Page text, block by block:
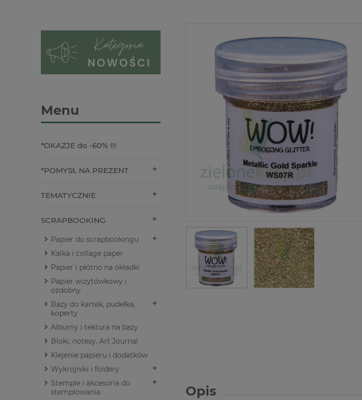
Menu
*OKAZJE do -60% !!!
*POMYSŁ NA PREZENT
TEMATYCZNIE
SCRAPBOOKING
Papier do scrapbookingu
Kalka i collage paper
Papier i płótno na okładki
Papier wizytówkowy i
ozdobny
Bazy do kartek, pudełka,
koperty
Albumy i tektura na bazy
Bloki, notesy, Art Journal
Klejenie papieru i dodatków
Wykrojniki i foldery
Stemple i akcesoria do
stemplowania
Opis